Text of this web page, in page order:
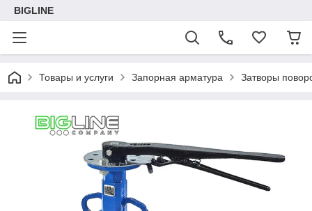
BIGLINE
Товары и услуги Запорная арматура Затворы